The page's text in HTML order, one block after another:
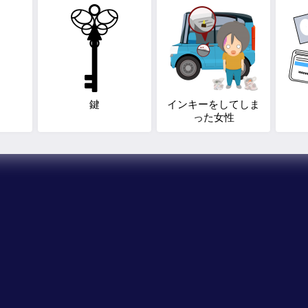
鍵
インキーをしてしま
った女性